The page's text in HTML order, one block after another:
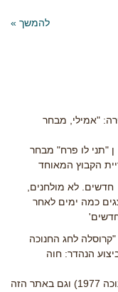
להמשך »
"אמילי, מבחר
מבחר
הקבוץ המאוחד
לא מולחנים,
כמה ימים לאחר
לחג החנוכה
הנהדר: חוה
אפשר למצוא את השירים ביוטיוב, (קרוסלה חנוכה 1977) וגם באתר הזה